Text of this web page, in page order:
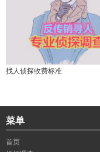
找人侦探收费标准
菜单
首页